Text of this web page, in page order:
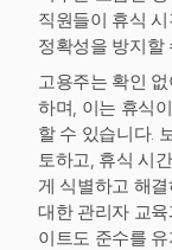
직원들이 휴식
정확성을 방지할
고용주는 확인
하며, 이는 휴식
할 수 있습니다.
토하고, 휴식 시
게 식별하고 해
대한 관리자 교
이트도 준수를